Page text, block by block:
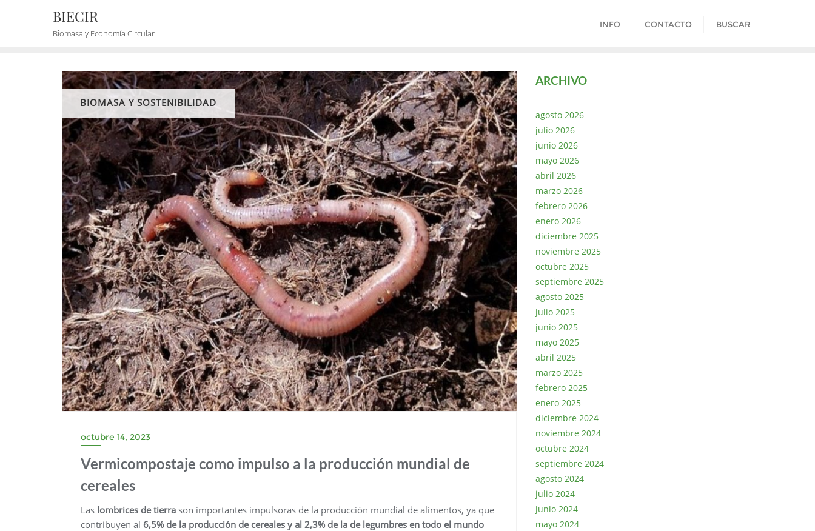
BIECIR
Biomasa y Economía Circular
INFO CONTACTO BUSCAR
BIOMASA Y SOSTENIBILIDAD
octubre 14, 2023
Vermicompostaje como impulso a la producción mundial de
cereales
Las lombrices de tierra son importantes impulsoras de la producción mundial de alimentos, ya que
contribuyen al 6,5% de la producción de cereales y al 2,3% de la de legumbres en todo el mundo
ARCHIVO
agosto 2026
julio 2026
junio 2026
mayo 2026
abril 2026
marzo 2026
febrero 2026
enero 2026
diciembre 2025
noviembre 2025
octubre 2025
septiembre 2025
agosto 2025
julio 2025
junio 2025
mayo 2025
abril 2025
marzo 2025
febrero 2025
enero 2025
diciembre 2024
noviembre 2024
octubre 2024
septiembre 2024
agosto 2024
julio 2024
junio 2024
mayo 2024